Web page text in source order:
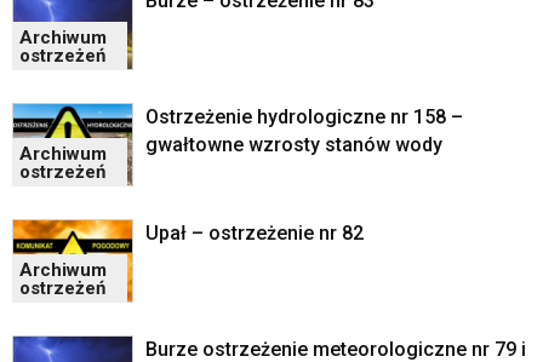
Archiwum
ostrzeżeń
Archiwum
ostrzeżeń
Ostrzeżenie hydrologiczne nr 158 –
gwałtowne wzrosty stanów wody
Archiwum
ostrzeżeń
Upał – ostrzeżenie nr 82
Burze ostrzeżenie meteorologiczne nr 79 i